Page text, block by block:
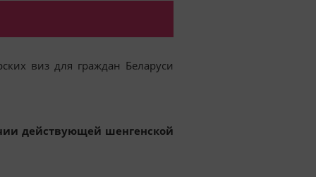
виз для граждан Беларуси
действующей шенгенской